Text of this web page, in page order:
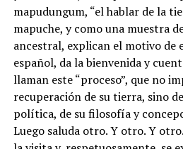
mapudungum, “el hablar de la
mapuche, y como una muestra
ancestral, explican el motivo de
español, da la bienvenida y
llaman este “proceso”, que no
recuperación de su tierra, sino
política, de su filosofía y
Luego saluda otro. Y otro. Y